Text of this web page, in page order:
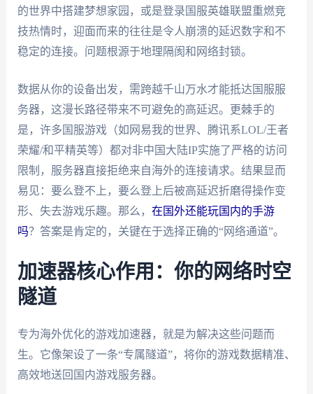
的世界中搭建梦想家园，或是登录国服英雄联盟重燃竞
技热情时，迎面而来的往往是令人崩溃的延迟数字和不
稳定的连接。问题根源于地理隔阂和网络封锁。
数据从你的设备出发，需跨越千山万水才能抵达国服服
务器，这漫长路径带来不可避免的高延迟。更棘手的
是，许多国服游戏（如网易我的世界、腾讯系LOL/王者
荣耀/和平精英等）都对非中国大陆IP实施了严格的访问
限制，服务器直接拒绝来自海外的连接请求。结果显而
易见：要么登不上，要么登上后被高延迟折磨得操作变
形、失去游戏乐趣。那么， 在国外还能玩国内的手游
吗？答案是肯定的，关键在于选择正确的“网络通道”。
加速器核心作用：你的网络时空
隧道
专为海外优化的游戏加速器，就是为解决这些问题而
生。它像架设了一条“专属隧道”，将你的游戏数据精准、
高效地送回国内游戏服务器。